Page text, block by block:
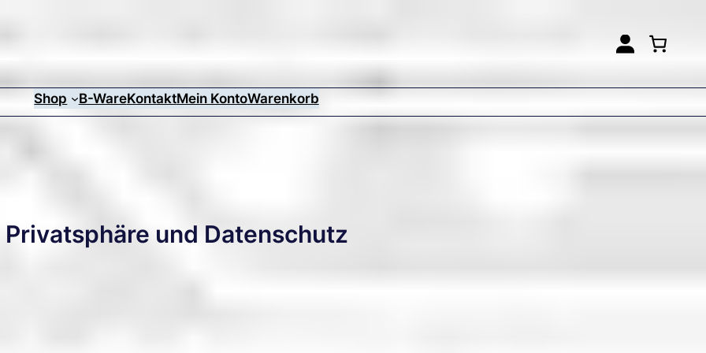
Shop B-WareKontaktMein KontoWarenkorb
Privatsphäre und Datenschutz